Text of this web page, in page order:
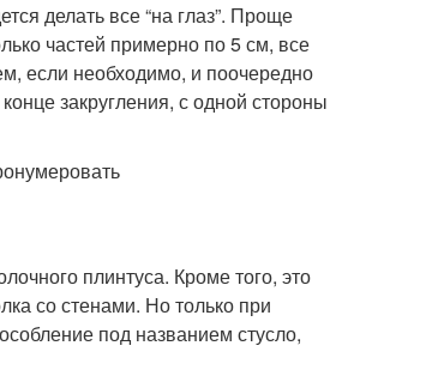
делать все “на глаз”. Проще
частей примерно по 5 см, все
если необходимо, и поочередно
закругления, с одной стороны
плинтуса. Кроме того, это
со стенами. Но только при
под названием стусло,